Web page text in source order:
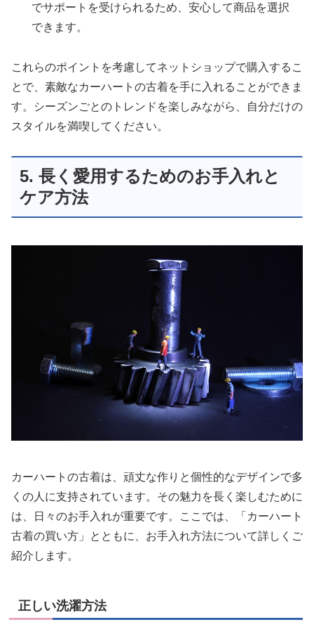
でサポートを受けられるため、安心して商品を選択
できます。
これらのポイントを考慮してネットショップで購入するこ
とで、素敵なカーハートの古着を手に入れることができま
す。シーズンごとのトレンドを楽しみながら、自分だけの
スタイルを満喫してください。
5. 長く愛用するためのお手入れと
ケア方法
カーハートの古着は、頑丈な作りと個性的なデザインで多
くの人に支持されています。その魅力を長く楽しむために
は、日々のお手入れが重要です。ここでは、「カーハート
古着の買い方」とともに、お手入れ方法について詳しくご
紹介します。
正しい洗濯方法